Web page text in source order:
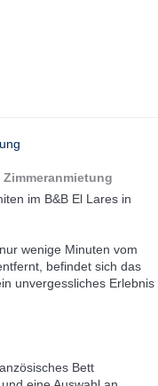
Zimmeranmietung
im B&B El Lares in
wenige Minuten vom
befindet sich das
unvergessliches Erlebnis
Bett